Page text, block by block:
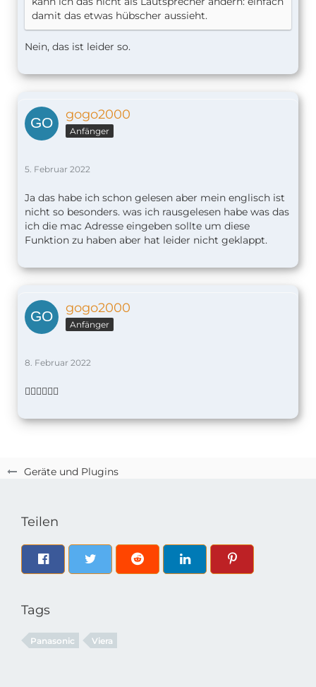
Geräte und Plugins
damit das etwas hübscher aussieht.
Nein, das ist leider so.
gogo2000
Anfänger
5. Februar 2022
Ja das habe ich schon gelesen aber mein englisch ist
nicht so besonders. was ich rausgelesen habe was das
ich die mac Adresse eingeben sollte um diese
Funktion zu haben aber hat leider nicht geklappt.
gogo2000
Anfänger
8. Februar 2022
👍🏻👍🏻👍🏻
Teilen
Tags
Panasonic Viera